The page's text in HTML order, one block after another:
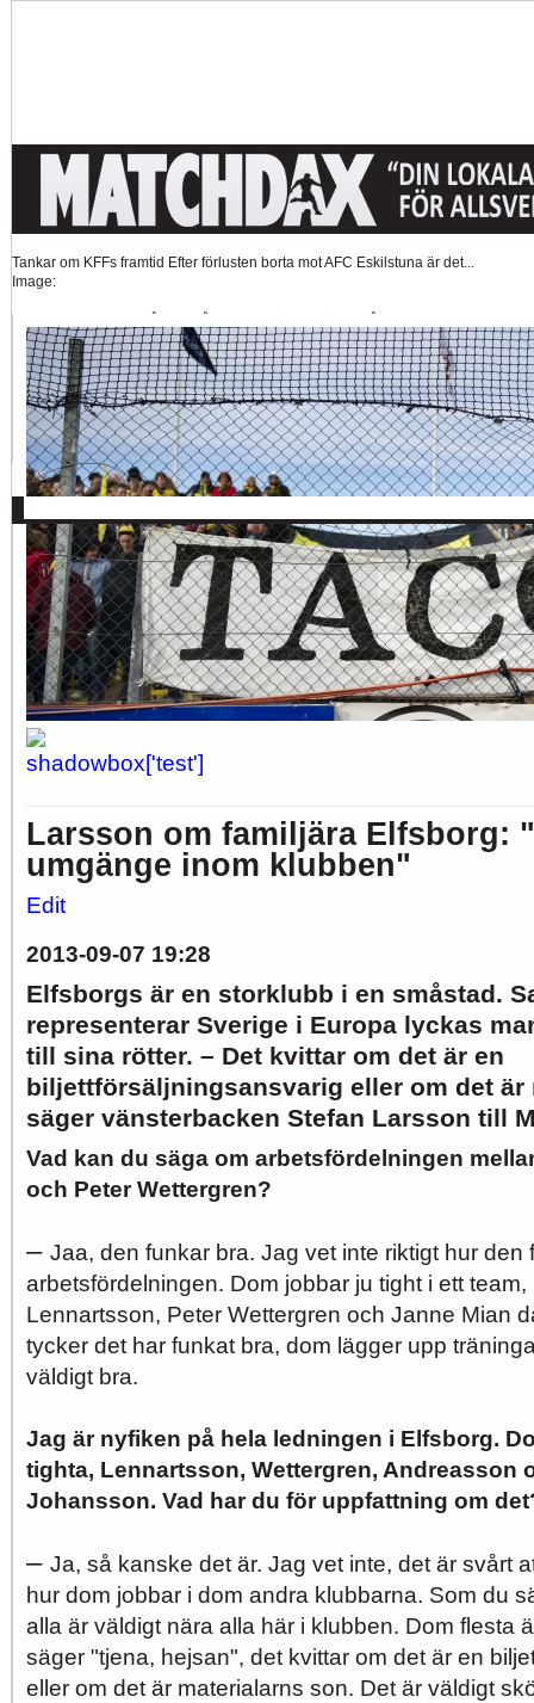
Tankar om KFFs framtid Efter förlusten borta mot AFC Eskilstuna är det...
Image:
Image:
Hur länge orkar Swärdh? Under en längre tid har kritiken mot Kalmar FFs...
Image:
Bäst i stan efter sex...Inte för att det kanske har så stor betydelse i...
Image:
Allsvenskan
Superettan Landslag Silly Season
Larsson om familjära Elfsborg:
umgänge inom klubben"
Edit
2013-09-07 19:28
Elfsborgs är en storklubb i en småstad.
representerar Sverige i Europa lyckas
till sina rötter. – Det kvittar om det är en
biljettförsäljningsansvarig eller om det är
säger vänsterbacken Stefan Larsson till
Vad kan du säga om arbetsfördelningen
och Peter Wettergren?
– Jaa, den funkar bra. Jag vet inte riktigt hur den
arbetsfördelningen. Dom jobbar ju tight i ett
Lennartsson, Peter Wettergren och Janne Mian
tycker det har funkat bra, dom lägger upp
väldigt bra.
Jag är nyfiken på hela ledningen i Elfsborg.
tighta, Lennartsson, Wettergren, Andreasson
Johansson. Vad har du för uppfattning om
– Ja, så kanske det är. Jag vet inte, det är svårt
hur dom jobbar i dom andra klubbarna. Som du
alla är väldigt nära alla här i klubben. Dom flesta
säger "tjena, hejsan", det kvittar om det är en
eller om det är materialarns son. Det är väldigt